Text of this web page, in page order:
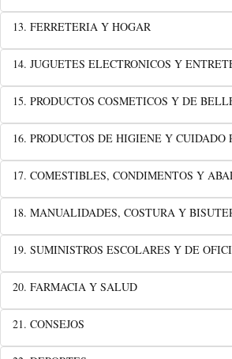
13. FERRETERIA Y HOGAR
14. JUGUETES ELECTRONICOS Y
15. PRODUCTOS COSMETICOS Y DE
16. PRODUCTOS DE HIGIENE Y CUIDADO
17. COMESTIBLES, CONDIMENTOS Y
18. MANUALIDADES, COSTURA Y
19. SUMINISTROS ESCOLARES Y DE
20. FARMACIA Y SALUD
21. CONSEJOS